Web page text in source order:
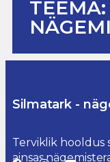
TEEMA:
Silmatark -
Terviklik hooldus
ainsas